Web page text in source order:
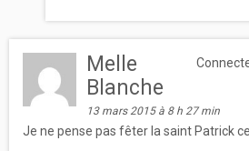
Melle
Blanche
13 mars 2015 à 8 h 27 min
Je ne pense pas fêter la saint Patrick